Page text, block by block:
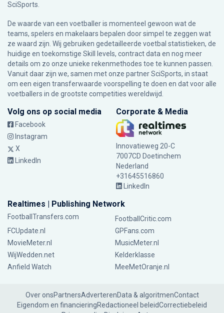
SciSports
De waarde van een voetballer is momenteel gewoon wat de
teams, spelers en makelaars bepalen door simpel te zeggen wat
ze waard zijn. Wij gebruiken gedetailleerde voetbal statistieken, de
huidige en toekomstige Skill levels, contract data en nog meer
details om zo onze unieke rekenmethodes toe te kunnen passen.
Vanuit daar zijn we, samen met onze partner SciSports, in staat
om een eigen transferwaarde voorspelling te doen en dat voor alle
voetballers in de grootste competities wereldwijd.
Volg ons op social media
Facebook
Instagram
X
LinkedIn
Corporate & Media
Innovatieweg 20-C
7007CD Doetinchem
Nederland
+31645516860
LinkedIn
Realtimes | Publishing Network
FootballTransfers.com
FootballCritic.com
FCUpdate.nl
GPFans.com
MovieMeter.nl
MusicMeter.nl
WijWedden.net
Kelderklasse
Anfield Watch
MeeMetOranje.nl
Over onsPartnersAdverterenData & algoritmenContact
Eigendom en financieringRedactioneel beleidCorrectiebeleid